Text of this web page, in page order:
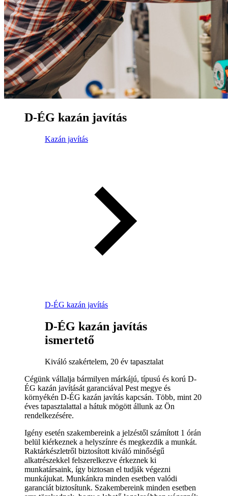
D-ÉG kazán javítás
Kazán javítás
D-ÉG kazán javítás
D-ÉG kazán javítás
ismertető
Kiváló szakértelem, 20 év tapasztalat
Cégünk vállalja bármilyen márkájú, típusú és korú D-
ÉG kazán javítását garanciával Pest megye és
környékén D-ÉG kazán javítás kapcsán. Több, mint 20
éves tapasztalattal a hátuk mögött állunk az Ön
rendelkezésére.
Igény esetén szakembereink a jelzéstől számított 1 órán
belül kiérkeznek a helyszínre és megkezdik a munkát.
Raktárkészletről biztosított kiváló minőségű
alkatrészekkel felszerelkezve érkeznek ki
munkatársaink, így biztosan el tudják végezni
munkájukat. Munkánkra minden esetben valódi
garanciát biztosítunk. Szakembereink minden esetben